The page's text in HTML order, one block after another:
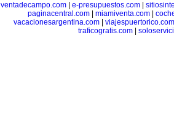
ventadecampo.com
e-presupuestos.com
paginacentral.com| miamiventa.com|
vacacionesargentina.com
viajespuertorico.com
traficogratis.com|